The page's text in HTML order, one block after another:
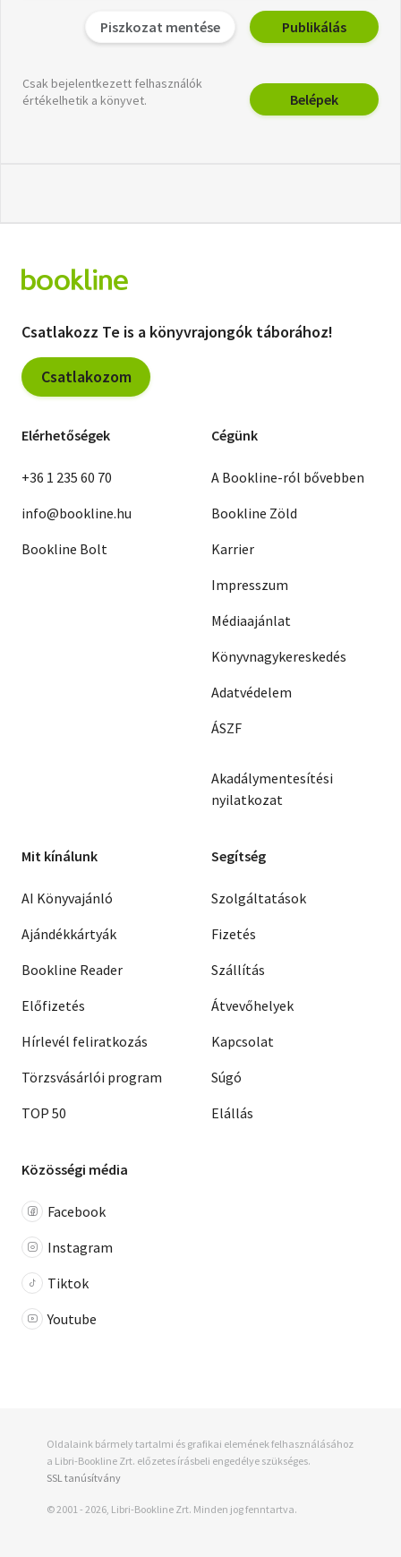
Piszkozat mentése Publikálás
Csak bejelentkezett felhasználók
értékelhetik a könyvet.
Belépek
Csatlakozz Te is a könyvrajongók táborához!
Csatlakozom
Elérhetőségek
+36 1 235 60 70
info@bookline.hu
Bookline Bolt
Cégünk
A Bookline-ról bővebben
Bookline Zöld
Karrier
Impresszum
Médiaajánlat
Könyvnagykereskedés
Adatvédelem
ÁSZF
Akadálymentesítési
nyilatkozat
Mit kínálunk
AI Könyvajánló
Ajándékkártyák
Bookline Reader
Előfizetés
Hírlevél feliratkozás
Törzsvásárlói program
TOP 50
Segítség
Szolgáltatások
Fizetés
Szállítás
Átvevőhelyek
Kapcsolat
Súgó
Elállás
Közösségi média
Facebook
Instagram
Tiktok
Youtube
Oldalaink bármely tartalmi és grafikai elemének felhasználásához
a Libri-Bookline Zrt. előzetes írásbeli engedélye szükséges.
SSL tanúsítvány
© 2001 - 2026, Libri-Bookline Zrt. Minden jog fenntartva.